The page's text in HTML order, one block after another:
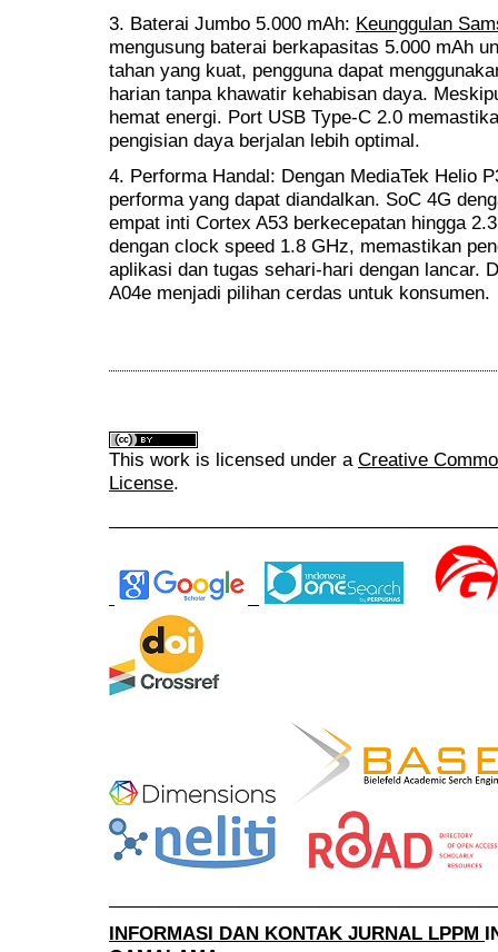
3. Baterai Jumbo 5.000 mAh: Keunggulan
mengusung baterai berkapasitas 5.000 mAh
tahan yang kuat, pengguna dapat
harian tanpa khawatir kehabisan daya.
hemat energi. Port USB Type-C 2.0
pengisian daya berjalan lebih optimal.
4. Performa Handal: Dengan MediaTek Helio
performa yang dapat diandalkan. SoC 4G
empat inti Cortex A53 berkecepatan hingga
dengan clock speed 1.8 GHz, memastikan
aplikasi dan tugas sehari-hari dengan lancar.
A04e menjadi pilihan cerdas untuk konsumen.
This work is licensed under a Creative
License.
INFORMASI DAN KONTAK JURNAL LPPM